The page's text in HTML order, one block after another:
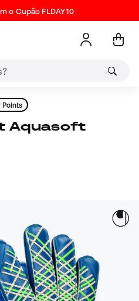
o Cupão FLDAY10
Points
Aquasoft